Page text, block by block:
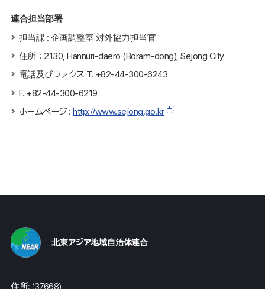
連合担当部署
担当課 : 企画調整室 対外協力担当官
住所：2130, Hannuri-daero (Boram-dong), Sejong City
電話及びファクス T. +82-44-300-6243
F. +82-44-300-6219
ホームページ : http://www.sejong.go.kr
北東アジア地域自治体連合
住所: (37668)